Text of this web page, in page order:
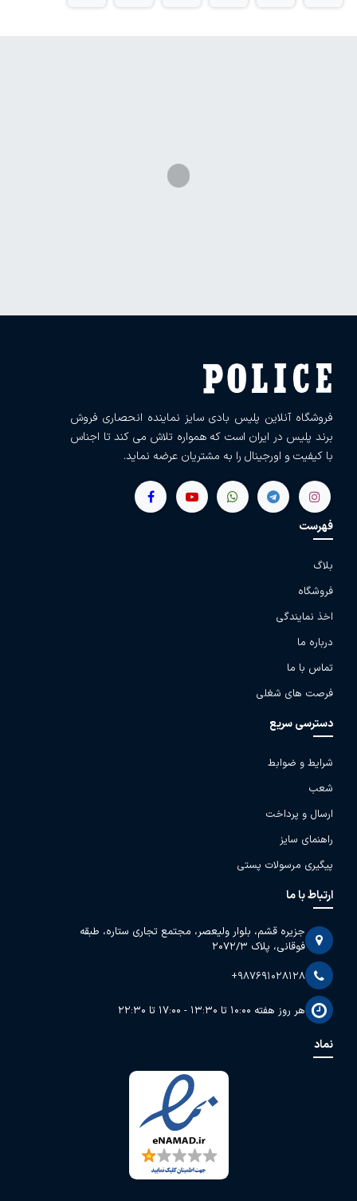
فروشگاه آنلاین پلیس بادی سایز نماینده انحصاری فروش
برند پلیس در ایران است که همواره تلاش می کند تا اجناس
با کیفیت و اورجینال را به مشتریان عرضه نماید.
فهرست
بلاگ
فروشگاه
اخذ نمایندگی
درباره ما
تماس با ما
فرصت های شغلی
دسترسی سریع
شرایط و ضوابط
شعب
ارسال و پرداخت
راهنمای سایز
پیگیری مرسولات پستی
ارتباط با ما
جزیره قشم، بلوار ولیعصر، مجتمع تجاری ستاره، طبقه
فوقانی، پلاک 2072/3
+987691028128
هر روز هفته 10:00 تا 13:30 - 17:00 تا 22:30
نماد